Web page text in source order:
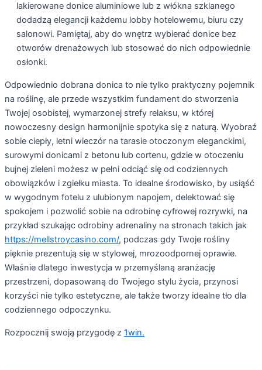
lakierowane donice aluminiowe lub z włókna szklanego
dodadzą elegancji każdemu lobby hotelowemu, biuru czy
salonowi. Pamiętaj, aby do wnętrz wybierać donice bez
otworów drenażowych lub stosować do nich odpowiednie
osłonki.
Odpowiednio dobrana donica to nie tylko praktyczny pojemnik
na roślinę, ale przede wszystkim fundament do stworzenia
Twojej osobistej, wymarzonej strefy relaksu, w której
nowoczesny design harmonijnie spotyka się z naturą. Wyobraź
sobie ciepły, letni wieczór na tarasie otoczonym eleganckimi,
surowymi donicami z betonu lub cortenu, gdzie w otoczeniu
bujnej zieleni możesz w pełni odciąć się od codziennych
obowiązków i zgiełku miasta. To idealne środowisko, by usiąść
w wygodnym fotelu z ulubionym napojem, delektować się
spokojem i pozwolić sobie na odrobinę cyfrowej rozrywki, na
przykład szukając odrobiny adrenaliny na stronach takich jak
https://mellstroycasino.com/, podczas gdy Twoje rośliny
pięknie prezentują się w stylowej, mrozoodpornej oprawie.
Właśnie dlatego inwestycja w przemyślaną aranżację
przestrzeni, dopasowaną do Twojego stylu życia, przynosi
korzyści nie tylko estetyczne, ale także tworzy idealne tło dla
codziennego odpoczynku.
Rozpocznij swoją przygodę z 1win.